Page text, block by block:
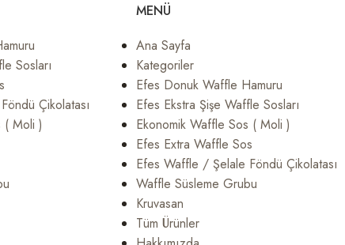
Sosları
Çikolatası
( Moli )
MENÜ
Ana Sayfa
Kategoriler
Efes Donuk Waffle Hamuru
Efes Ekstra Şişe Waffle Sosları
Ekonomik Waffle Sos ( Moli )
Efes Extra Waffle Sos
Efes Waffle / Şelale Föndü Çikolatası
Waffle Süsleme Grubu
Kruvasan
Tüm Ürünler